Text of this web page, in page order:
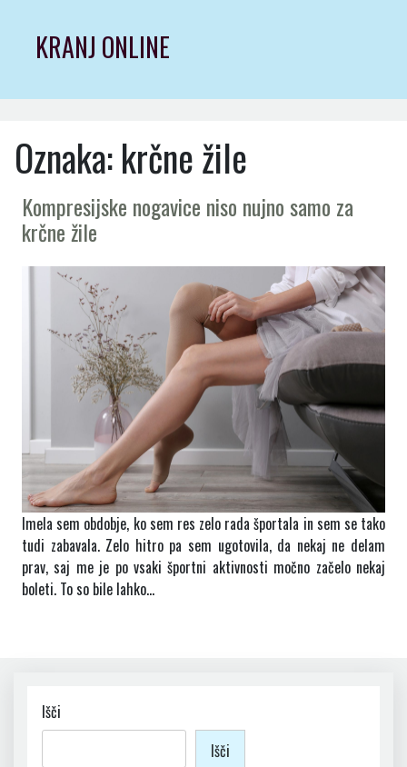
contentKRANJ ONLINE
Oznaka:krčne žile
Kompresijske nogavice niso nujno samo za
krčne žile
Imela sem obdobje, ko sem res zelo rada športala in sem se tako
tudi zabavala. Zelo hitro pa sem ugotovila, da nekaj ne delam
prav, saj me je po vsaki športni aktivnosti močno začelo nekaj
boleti. To so bile lahko…
Išči
Išči